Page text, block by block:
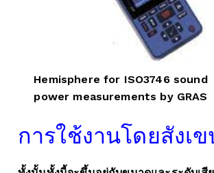
Hemisphere for ISO3746 sound
power measurements by GRAS
การใช้งานโดยสังเข